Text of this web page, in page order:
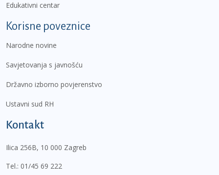
Edukativni centar
Korisne poveznice
Narodne novine
Savjetovanja s javnošću
Državno izborno povjerenstvo
Ustavni sud RH
Kontakt
Ilica 256B, 10 000 Zagreb
Tel.: 01/45 69 222